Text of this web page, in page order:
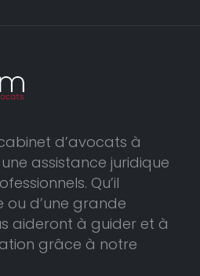
d’avocats à
assistance juridique
Qu’il
ou d’une grande
aideront à guider et à
grâce à notre